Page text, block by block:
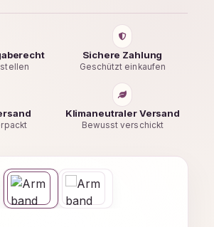
Sichere Zahlung
Geschützt einkaufen
Klimaneutraler Versand
Bewusst verschickt